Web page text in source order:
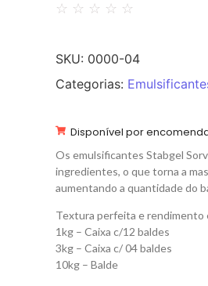
☆ ☆ ☆ ☆ ☆
SKU: 0000-04
Categorias:
Disponível por
Os emulsificantes Stabgel
ingredientes, o que torna a
aumentando a quantidade do
Textura perfeita e rendimento
1kg – Caixa c/12 baldes
3kg – Caixa c/ 04 baldes
10kg – Balde